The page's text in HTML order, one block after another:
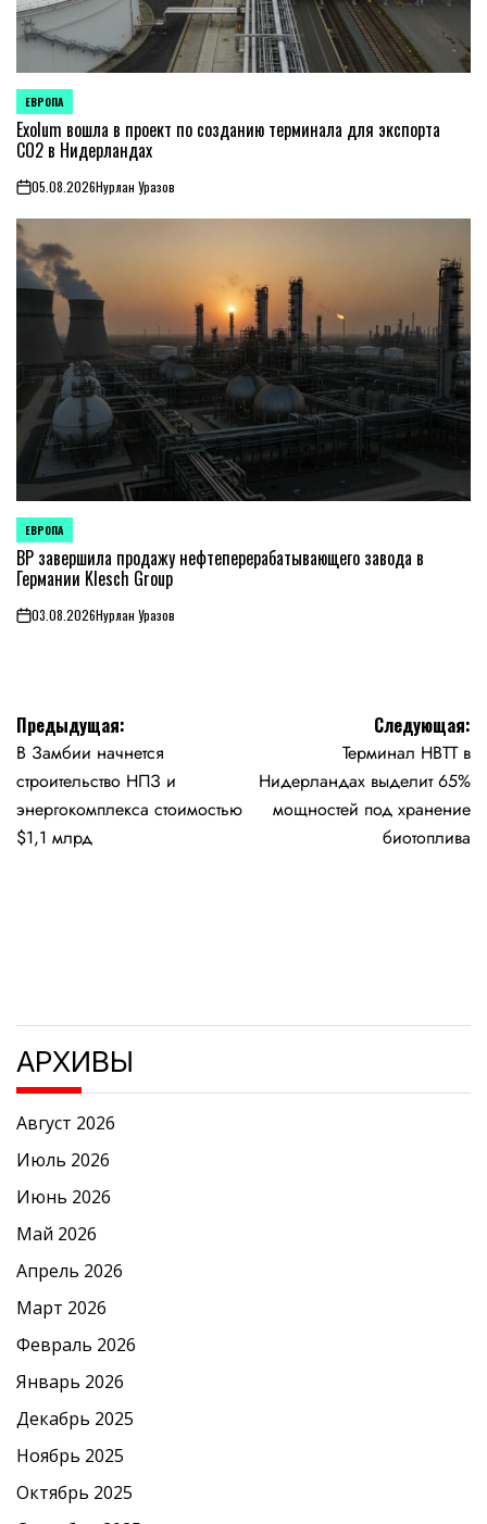
ОПУБЛИКОВАНО
В
ЕВРОПА
Exolum вошла в проект по созданию терминала для экспорта
CO2 в Нидерландах
on05.08.2026Нурлан Уразов
ОПУБЛИКОВАНО
В
ЕВРОПА
BP завершила продажу нефтеперерабатывающего завода в
Германии Klesch Group
on03.08.2026Нурлан Уразов
Навигация
по
записям
Предыдущая:
В Замбии начнется
строительство НПЗ и
энергокомплекса стоимостью
$1,1 млрд
Следующая:
Терминал HBTT в
Нидерландах выделит 65%
мощностей под хранение
биотоплива
АРХИВЫ
Август 2026
Июль 2026
Июнь 2026
Май 2026
Апрель 2026
Март 2026
Февраль 2026
Январь 2026
Декабрь 2025
Ноябрь 2025
Октябрь 2025